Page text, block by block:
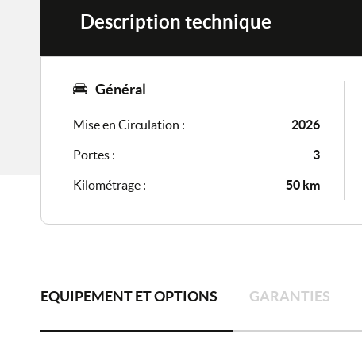
Description technique
Général
Mise en Circulation : 2026
Portes : 3
Kilométrage : 50 km
EQUIPEMENT ET OPTIONS GARANTIES